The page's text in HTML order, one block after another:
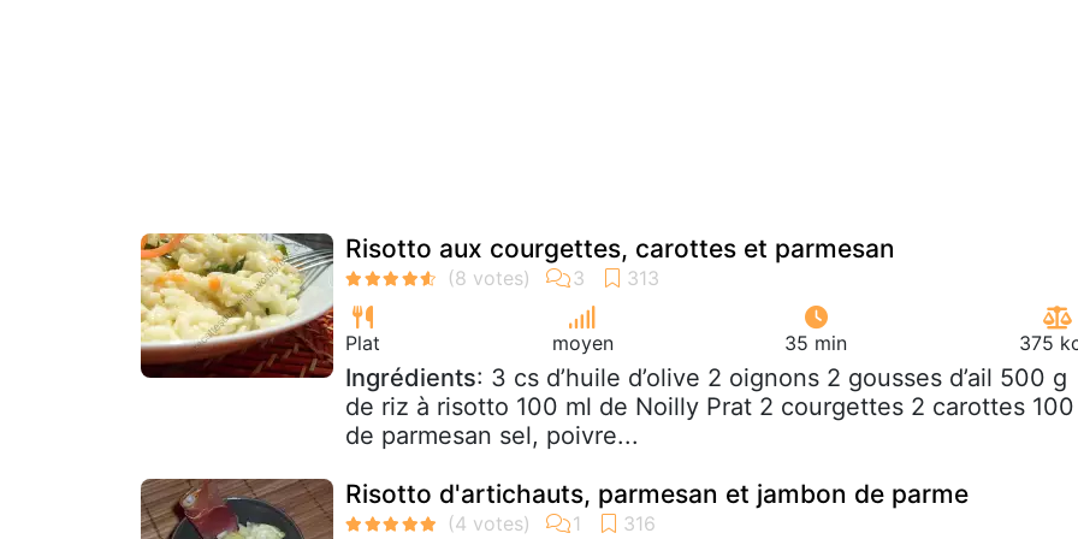
Risotto aux courgettes, carottes et parmesan
Plat moyen 35 min 375
Ingrédients: 3 cs d’huile d’olive 2 oignons 2 gousses d’ail 500 g
de riz à risotto 100 ml de Noilly Prat 2 courgettes 2 carottes
de parmesan sel, poivre...
Risotto d'artichauts, parmesan et jambon de parme